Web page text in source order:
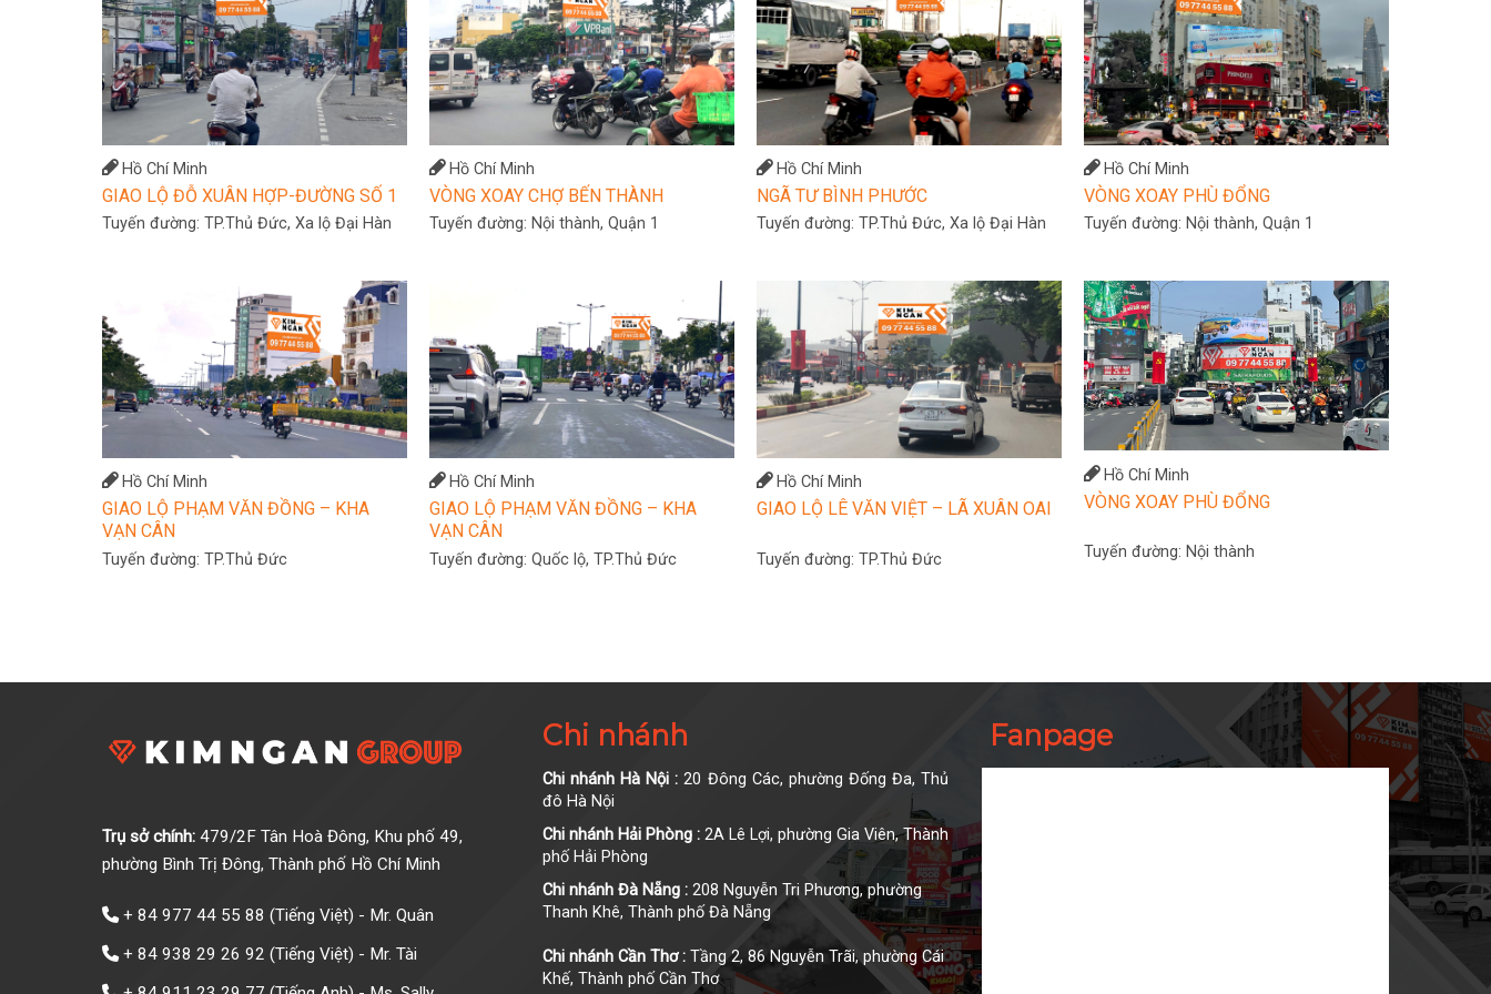
Hồ Chí Minh
GIAO LỘ ĐỖ XUÂN HỢP-ĐƯỜNG SỐ 1
Tuyến đường: TP.Thủ Đức, Xa lộ Đại Hàn
Hồ Chí Minh
VÒNG XOAY CHỢ BẾN THÀNH
Tuyến đường: Nội thành, Quận 1
Hồ Chí Minh
NGÃ TƯ BÌNH PHƯỚC
Tuyến đường: TP.Thủ Đức, Xa lộ Đại Hàn
Hồ Chí Minh
VÒNG XOAY PHÙ ĐỔNG
Tuyến đường: Nội thành, Quận 1
Hồ Chí Minh
GIAO LỘ PHẠM VĂN ĐỒNG – KHA
VẠN CÂN
Tuyến đường: TP.Thủ Đức
Hồ Chí Minh
GIAO LỘ PHẠM VĂN ĐỒNG – KHA
VẠN CÂN
Tuyến đường: Quốc lộ, TP.Thủ Đức
Hồ Chí Minh
GIAO LỘ LÊ VĂN VIỆT – LÃ XUÂN OAI
Tuyến đường: TP.Thủ Đức
Hồ Chí Minh
VÒNG XOAY PHÙ ĐỔNG
Tuyến đường: Nội thành
Trụ sở chính: 479/2F Tân Hoà Đông, Khu phố 49,
phường Bình Trị Đông, Thành phố Hồ Chí Minh
+ 84 977 44 55 88 (Tiếng Việt) - Mr. Quân
+ 84 938 29 26 92 (Tiếng Việt) - Mr. Tài
Chi nhánh
Chi nhánh Hà Nội : 20 Đông Các, phường Đống Đa, Thủ
đô Hà Nội
Chi nhánh Hải Phòng :2A Lê Lợi, phường Gia Viên, Thành
phố Hải Phòng
Chi nhánh Đà Nẵng :208 Nguyễn Tri Phương, phường
Thanh Khê, Thành phố Đà Nẵng
Chi nhánh Cần Thơ :Tầng 2, 86 Nguyễn Trãi, phường Cái
Khế, Thành phố Cần Thơ
Fanpage